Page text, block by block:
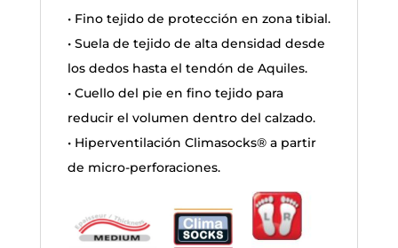
• Fino tejido de protección en zona tibial.
• Suela de tejido de alta densidad desde
los dedos hasta el tendón de Aquiles.
• Cuello del pie en fino tejido para
reducir el volumen dentro del calzado.
• Hiperventilación Climasocks® a partir
de micro-perforaciones.